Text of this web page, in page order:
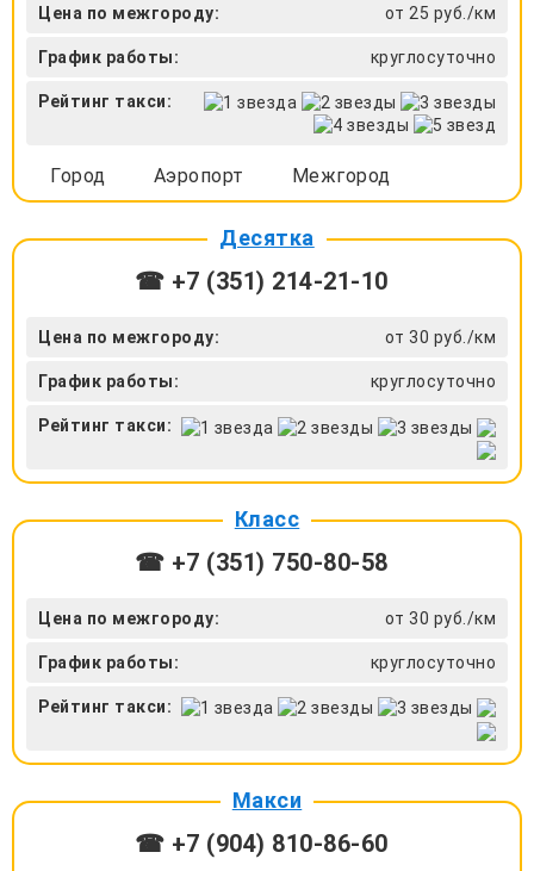
Цена по межгороду: от 25 руб./км
График работы: круглосуточно
Рейтинг такси:
Город Аэропорт Межгород
Десятка
☎ +7 (351) 214-21-10
Цена по межгороду: от 30 руб./км
График работы: круглосуточно
Рейтинг такси:
Класс
☎ +7 (351) 750-80-58
Цена по межгороду: от 30 руб./км
График работы: круглосуточно
Рейтинг такси:
Макси
☎ +7 (904) 810-86-60